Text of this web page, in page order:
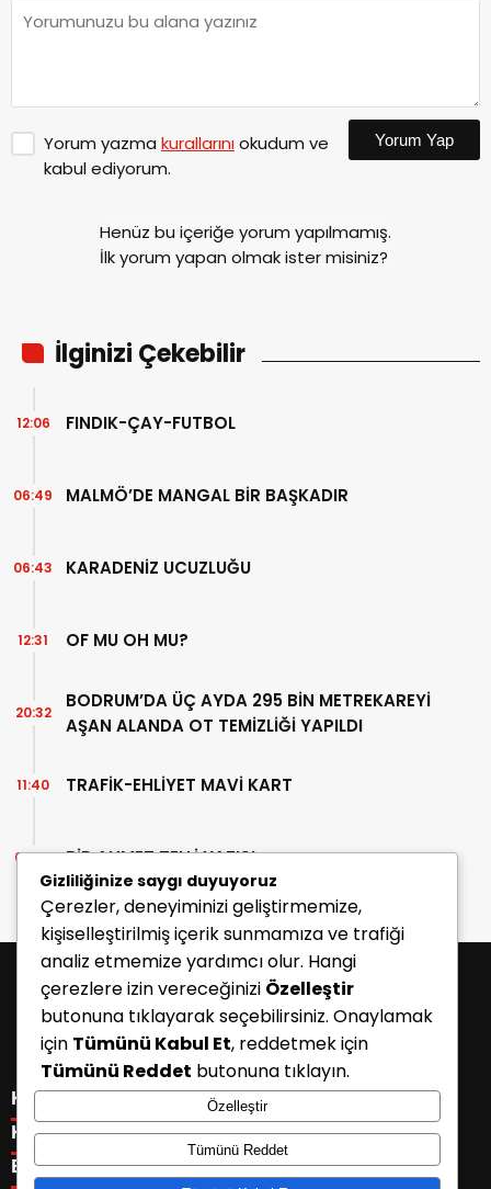
Yorum yazma kurallarınıokudum ve
kabul ediyorum.
Yorum Yap
Henüz bu içeriğe yorum yapılmamış.
İlk yorum yapan olmak ister misiniz?
İlginizi Çekebilir
FINDIK-ÇAY-FUTBOL
12:06
MALMÖ’DE MANGAL BİR BAŞKADIR
06:49
KARADENİZ UCUZLUĞU
06:43
OF MU OH MU?
12:31
BODRUM’DA ÜÇ AYDA 295 BİN METREKAREYİ
AŞAN ALANDA OT TEMİZLİĞİ YAPILDI
20:32
TRAFİK-EHLİYET MAVİ KART
11:40
BİR AHMET TELLİ YAZISI
07:30
KATEGORİLER
Menü seçimi yapın. WP-ADMIN → Görünüm → Menüler
sayfasından menü eşleştirmesi yapınız.
KISAYOLLAR
Menü seçimi yapın. WP-ADMIN → Görünüm → Menüler
E-BÜLTEN
Gizliliğinize saygı duyuyoruz
Çerezler, deneyiminizi geliştirmemize,
kişiselleştirilmiş içerik sunmamıza ve trafiği
analiz etmemize yardımcı olur. Hangi
çerezlere izin vereceğinizi Özelleştir
butonuna tıklayarak seçebilirsiniz. Onaylamak
için Tümünü Kabul Et, reddetmek için
Tümünü Reddet butonuna tıklayın.
Özelleştir
Tümünü Reddet